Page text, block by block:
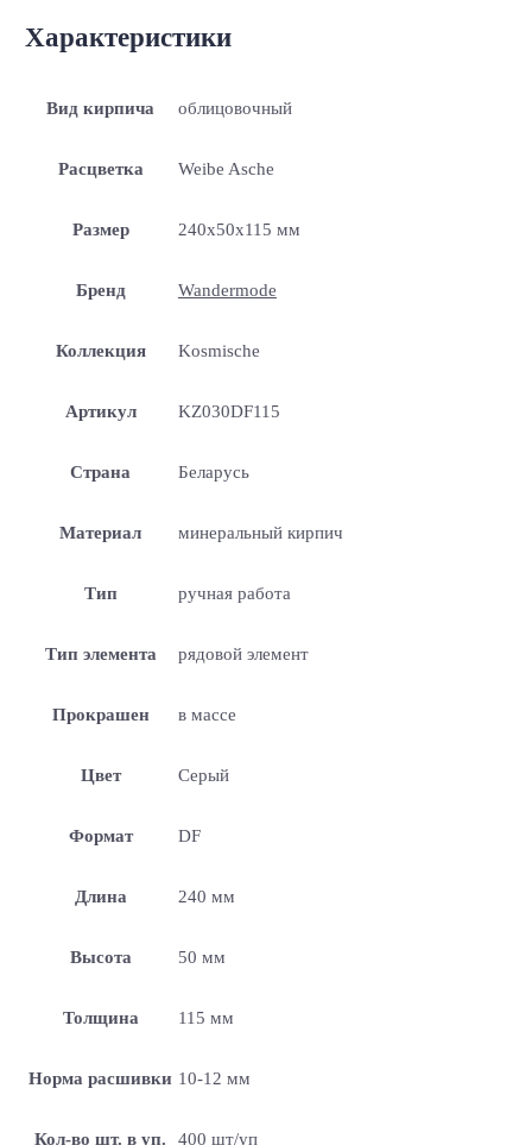
Характеристики
Вид кирпича облицовочный
Расцветка Weibe Asche
Размер 240x50x115 мм
Бренд Wandermode
Коллекция Kosmische
Артикул KZ030DF115
Страна Беларусь
Материал минеральный кирпич
Тип ручная работа
Тип элемента рядовой элемент
Прокрашен в массе
Цвет Серый
Формат DF
Длина 240 мм
Высота 50 мм
Толщина 115 мм
Норма расшивки 10-12 мм
Кол-во шт. в уп. 400 шт/уп